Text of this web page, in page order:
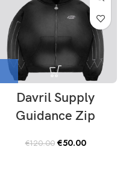
Davril Supply
Guidance Zip
€120.00 Original
€50.00Current